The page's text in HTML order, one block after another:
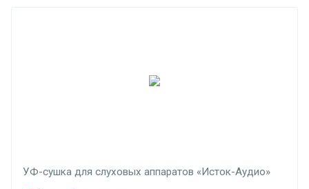
УФ-сушка для слуховых аппаратов «Исток-Аудио»